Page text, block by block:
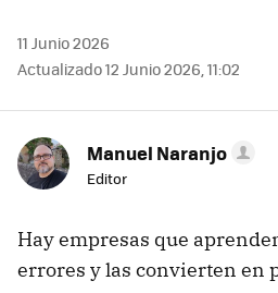
11 Junio 2026
Actualizado 12 Junio 2026, 11:02
Manuel Naranjo
Editor
Hay empresas que
errores y las convierten en